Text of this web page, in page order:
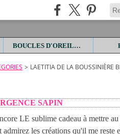
BOUCLES D'OREILLES
> LAETITIA DE LA BOUSSINIÈRE
SAPIN
LE sublime cadeau à mettre
admirez les créations qu'il me reste